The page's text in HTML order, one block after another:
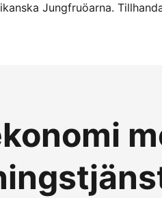
Jungfruöarna.